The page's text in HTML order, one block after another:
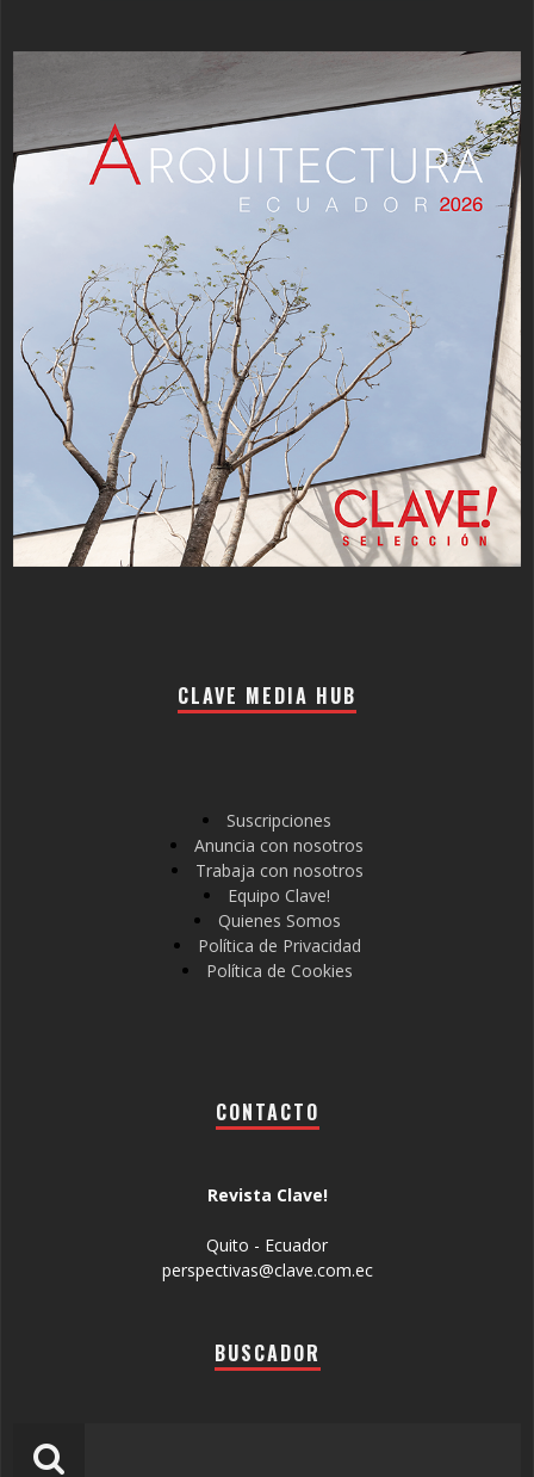
CLAVE MEDIA HUB
Suscripciones
Anuncia con nosotros
Trabaja con nosotros
Equipo Clave!
Quienes Somos
Política de Privacidad
Política de Cookies
CONTACTO
Revista Clave!
Quito - Ecuador
perspectivas@clave.com.ec
BUSCADOR